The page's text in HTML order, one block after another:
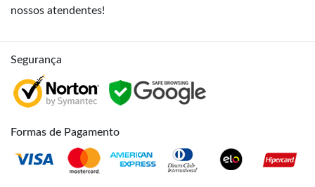
nossos atendentes!
Segurança
Formas de Pagamento